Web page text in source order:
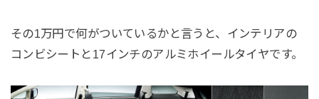
その1万円で何がついているかと言うと、インテリアの
コンビシートと17インチのアルミホイールタイヤです。